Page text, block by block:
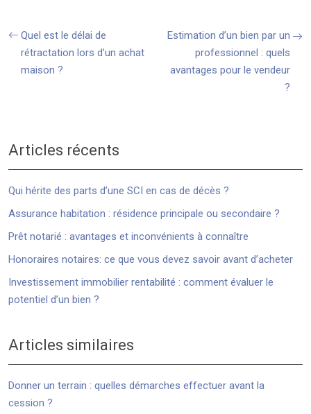
Quel est le délai de
rétractation lors d’un achat
maison ?
Estimation d’un bien par un
professionnel : quels
avantages pour le vendeur
?
Articles récents
Qui hérite des parts d’une SCI en cas de décès ?
Assurance habitation : résidence principale ou secondaire ?
Prêt notarié : avantages et inconvénients à connaître
Honoraires notaires: ce que vous devez savoir avant d’acheter
Investissement immobilier rentabilité : comment évaluer le
potentiel d’un bien ?
Articles similaires
Donner un terrain : quelles démarches effectuer avant la
cession ?